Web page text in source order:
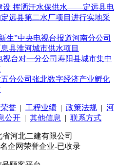
设 挥洒汗水保供水——定远县电
远县第二水厂项目进行实地采
生”中央电视台报道河南分公司
县淮河城市供水项目
台对一分公司寿阳县城市集中
分公司张北数字经济产业孵化
誉| 工程业绩| 政策法规| 河
公开 | 其他信息 | 联系方式
省河北二建有限公司
企网荣誉企业-已收录